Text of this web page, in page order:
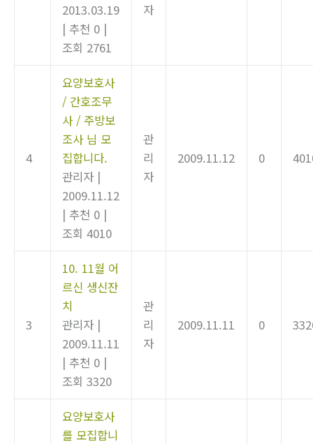
2013.03.19
| 추천 0 |
조회 2761
자
4
요양보호사
/ 간호조무
사 / 주방보
조사 님 모
집합니다.
관리자 |
2009.11.12
| 추천 0 |
조회 4010
관
리
자
2009.11.12 0
3
10. 11월 어
르신 생신잔
치
관리자 |
2009.11.11
| 추천 0 |
조회 3320
관
리
자
2009.11.11 0
요양보호사
를 모집합니